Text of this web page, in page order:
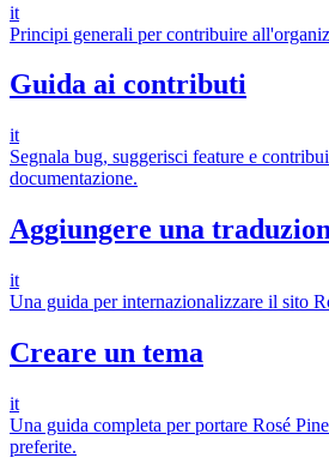
it
Principi generali per contribuire
Guida ai contributi
it
Segnala bug, suggerisci feature e
documentazione.
Aggiungere una
it
Una guida per internazionalizzare il sito
Creare un tema
it
Una guida completa per portare Rosé
preferite.